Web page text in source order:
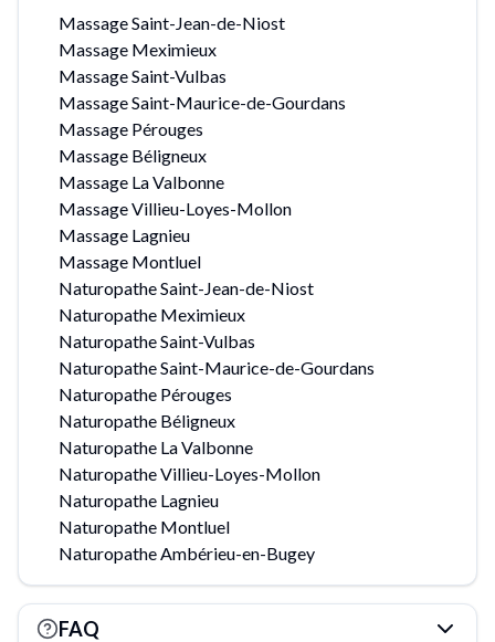
Massage Saint-Jean-de-Niost
Massage Meximieux
Massage Saint-Vulbas
Massage Saint-Maurice-de-Gourdans
Massage Pérouges
Massage Béligneux
Massage La Valbonne
Massage Villieu-Loyes-Mollon
Massage Lagnieu
Massage Montluel
Naturopathe Saint-Jean-de-Niost
Naturopathe Meximieux
Naturopathe Saint-Vulbas
Naturopathe Saint-Maurice-de-Gourdans
Naturopathe Pérouges
Naturopathe Béligneux
Naturopathe La Valbonne
Naturopathe Villieu-Loyes-Mollon
Naturopathe Lagnieu
Naturopathe Montluel
Naturopathe Ambérieu-en-Bugey
FAQ